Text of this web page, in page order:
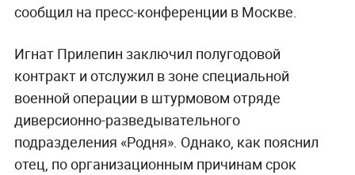
сообщил на пресс-конференции в Москве.
Игнат Прилепин заключил полугодовой
контракт и отслужил в зоне специальной
военной операции в штурмовом отряде
диверсионно-разведывательного
подразделения «Родня». Однако, как пояснил
отец, по организационным причинам срок